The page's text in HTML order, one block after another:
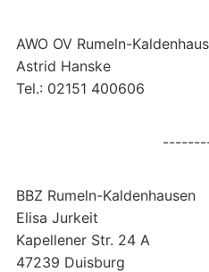
AWO OV Rumeln-
Astrid Hanske
Tel.: 02151 400606
BBZ Rumeln-Kaldenhausen
Elisa Jurkeit
Kapellener Str. 24 A
47239 Duisburg